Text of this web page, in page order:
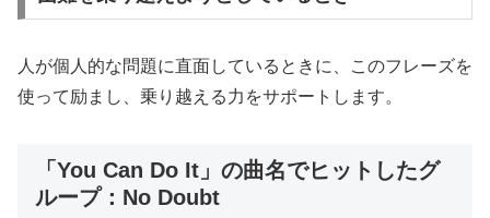
人が個人的な問題に直面しているときに、このフレーズを
使って励まし、乗り越える力をサポートします。
「You Can Do It」の曲名でヒットしたグ
ループ：No Doubt